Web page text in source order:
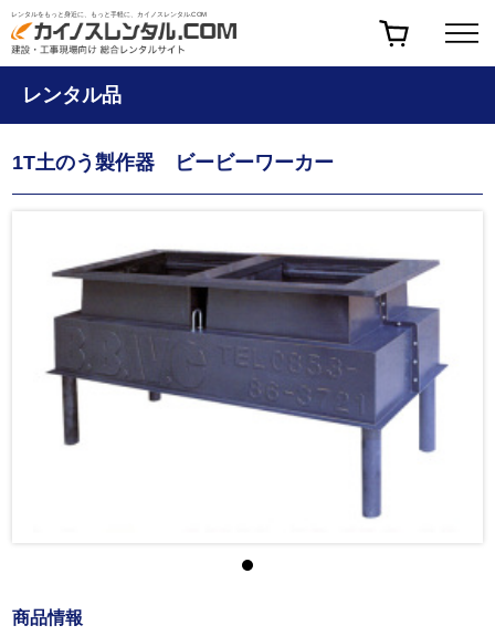
レンタルをもっと身近に、もっと手軽に、カイノスレンタル.COM
レンタル品
1T土のう製作器 ビービーワーカー
商品情報